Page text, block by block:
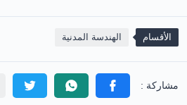
الأقسام الهندسة المدنية